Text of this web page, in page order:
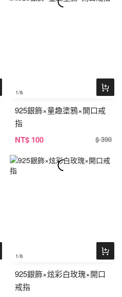
1/6
925銀飾×童趣塗鴉×開口戒
指
NT$ 100 $ 390
1/6
925銀飾×炫彩白玫瑰×開口
戒指